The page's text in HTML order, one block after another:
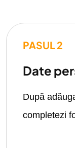
PASUL 2
Date
După
completezi